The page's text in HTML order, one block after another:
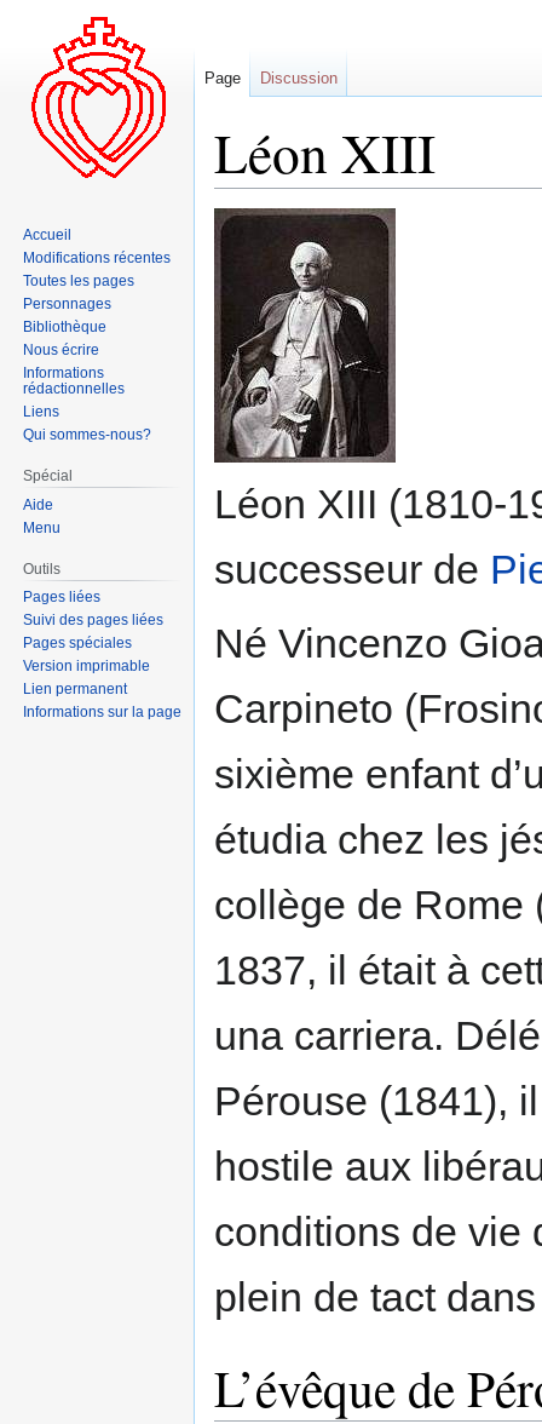
Léon XIII
Aller
navigation
Aller
recherche
Léon XIII (1810-
successeur de
Né Vincenzo
Carpineto
sixième enfant
étudia chez les
collège de Rome
1837, il était à
una carriera.
Pérouse (1841),
hostile aux
conditions de vie
plein de tact
L’évêque de
Page Discussion
Accueil
Modifications récentes
Toutes les pages
Personnages
Bibliothèque
Nous écrire
Informations
rédactionnelles
Liens
Qui sommes-nous?
Spécial
Aide
Menu
Outils
Pages liées
Suivi des pages liées
Pages spéciales
Version imprimable
Lien permanent
Informations sur la page